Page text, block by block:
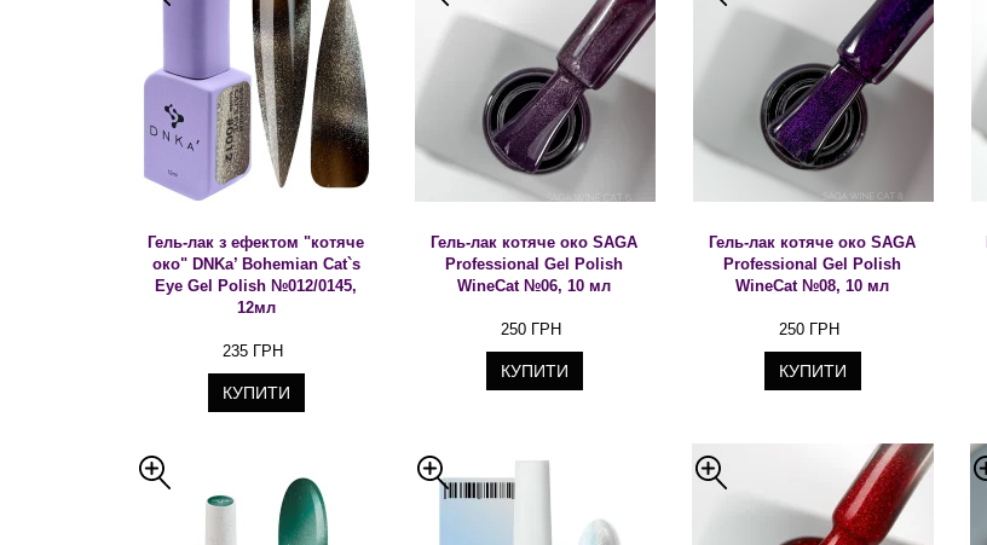
Гель-лак з ефектом "котяче
око" DNKa’ Bohemian Cat`s
Eye Gel Polish №012/0145,
12мл
235 ГРН
КУПИТИ
Гель-лак котяче око SAGA
Professional Gel Polish
WineCat №06, 10 мл
250 ГРН
КУПИТИ
Гель-лак котяче око SAGA
Professional Gel Polish
WineCat №08, 10 мл
250 ГРН
КУПИТИ